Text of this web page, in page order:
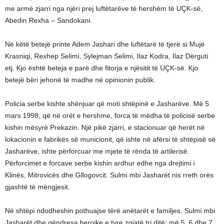
me armë zjarri nga njëri prej luftëtarëve të hershëm të UÇK-së,
Abedin Rexha – Sandokani.
Në këtë betejë printe Adem Jashari dhe luftëtarë të tjerë si Mujë
Krasniqi, Rexhep Selimi, Sylejman Selimi, Ilaz Kodra, Ilaz Dërguti
etj. Kjo është beteja e parë dhe fitorja e njësitit të UÇK-së. Kjo
betejë bëri jehonë të madhe në opinionin publik.
Policia serbe kishte shënjuar që moti shtëpinë e Jasharëve. Më 5
mars 1998, që në orët e hershme, forca të mëdha të policisë serbe
kishin mësyrë Prekazin. Një pikë zjarri, e stacionuar që herët në
lokacionin e fabrikës së municionit, që ishte në afërsi të shtëpisë së
Jasharëve, ishte përforcuar me mjete të rënda të artilerisë.
Përforcimet e forcave serbe kishin ardhur edhe nga drejtimi i
Klinës, Mitrovicës dhe Gllogovcit. Sulmi mbi Jasharët nis rreth orës
gjashtë të mëngjesit.
Në shtëpi ndodheshin pothuajse tërë anëtarët e familjes. Sulmi mbi
Jasharët dhe qëndresa heroike e tyre zgjatë tri ditë: më 5, 6 dhe 7